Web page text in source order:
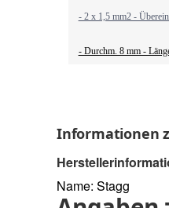
- 2 x 1,5 mm2 -
- Durchm. 8 mm -
Informationen
Name: Stagg